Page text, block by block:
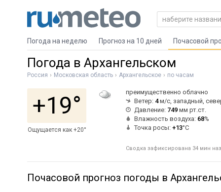
Погода на неделю Прогноз на 10 дней Почасовой
Погода в Архангельском
Россия Московская область Архангельское по часам
+19°
Ощущается как +20°
преимущественно облачно
Ветер: 4м/с, западный,
Давление: 749 мм рт.ст.
Влажность воздуха: 68%
Точка росы: +13°C
Сводка зафиксирована 34 мин
Почасовой прогноз погоды в